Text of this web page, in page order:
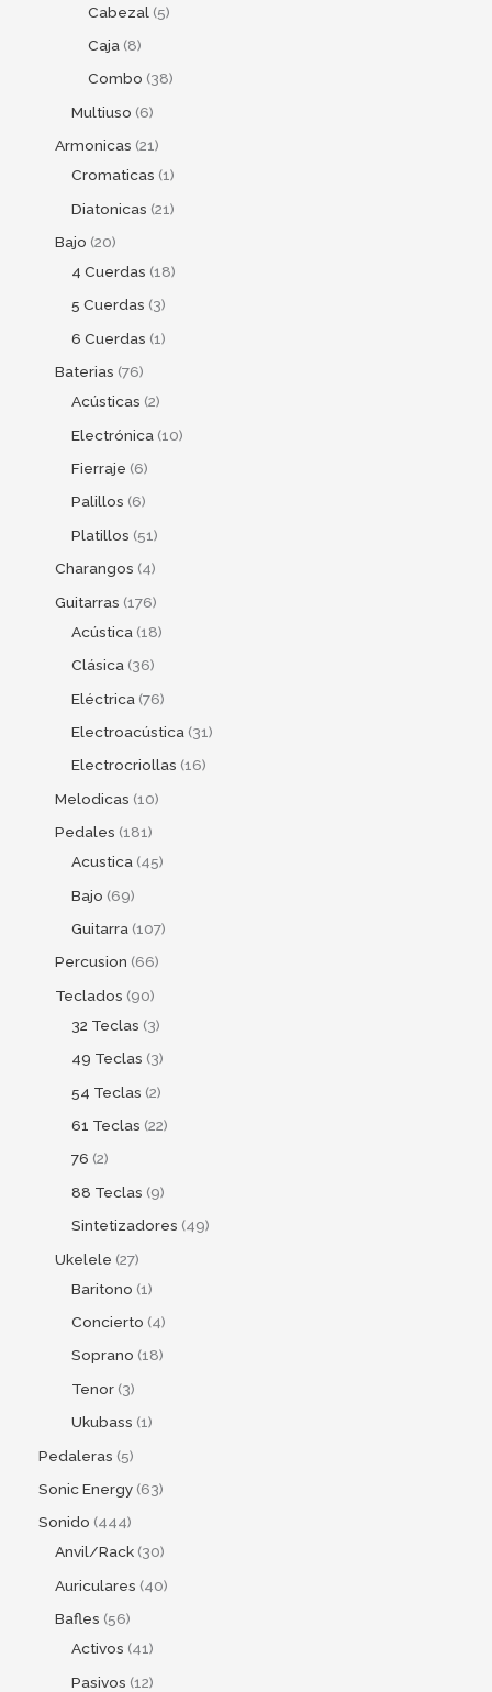
Cabezal 5
Caja 8
Combo 38
Multiuso 6
Armonicas 21
Cromaticas 1
Diatonicas 21
Bajo 20
4 Cuerdas 18
5 Cuerdas 3
6 Cuerdas 1
Baterias 76
Acústicas 2
Electrónica 10
Fierraje 6
Palillos 6
Platillos 51
Charangos 4
Guitarras 176
Acústica 18
Clásica 36
Eléctrica 76
Electroacústica 31
Electrocriollas 16
Melodicas 10
Pedales 181
Acustica 45
Bajo 69
Guitarra 107
Percusion 66
Teclados 90
32 Teclas 3
49 Teclas 3
54 Teclas 2
61 Teclas 22
76 2
88 Teclas 9
Sintetizadores 49
Ukelele 27
Baritono 1
Concierto 4
Soprano 18
Tenor 3
Ukubass 1
Pedaleras 5
Sonic Energy 63
Sonido 444
Anvil/Rack 30
Auriculares 40
Bafles 56
Activos 41
Pasivos 12